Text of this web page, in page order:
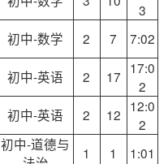
3
初中-数学 2 7 7:02
初中-英语 2 17 17:0
2
初中-英语 2 12 12:0
2
初中-道德与
1 1 1:01